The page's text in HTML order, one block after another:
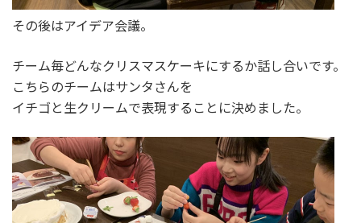
その後はアイデア会議。
チーム毎どんなクリスマスケーキにするか話し合いです。
こちらのチームはサンタさんを
イチゴと生クリームで表現することに決めました。